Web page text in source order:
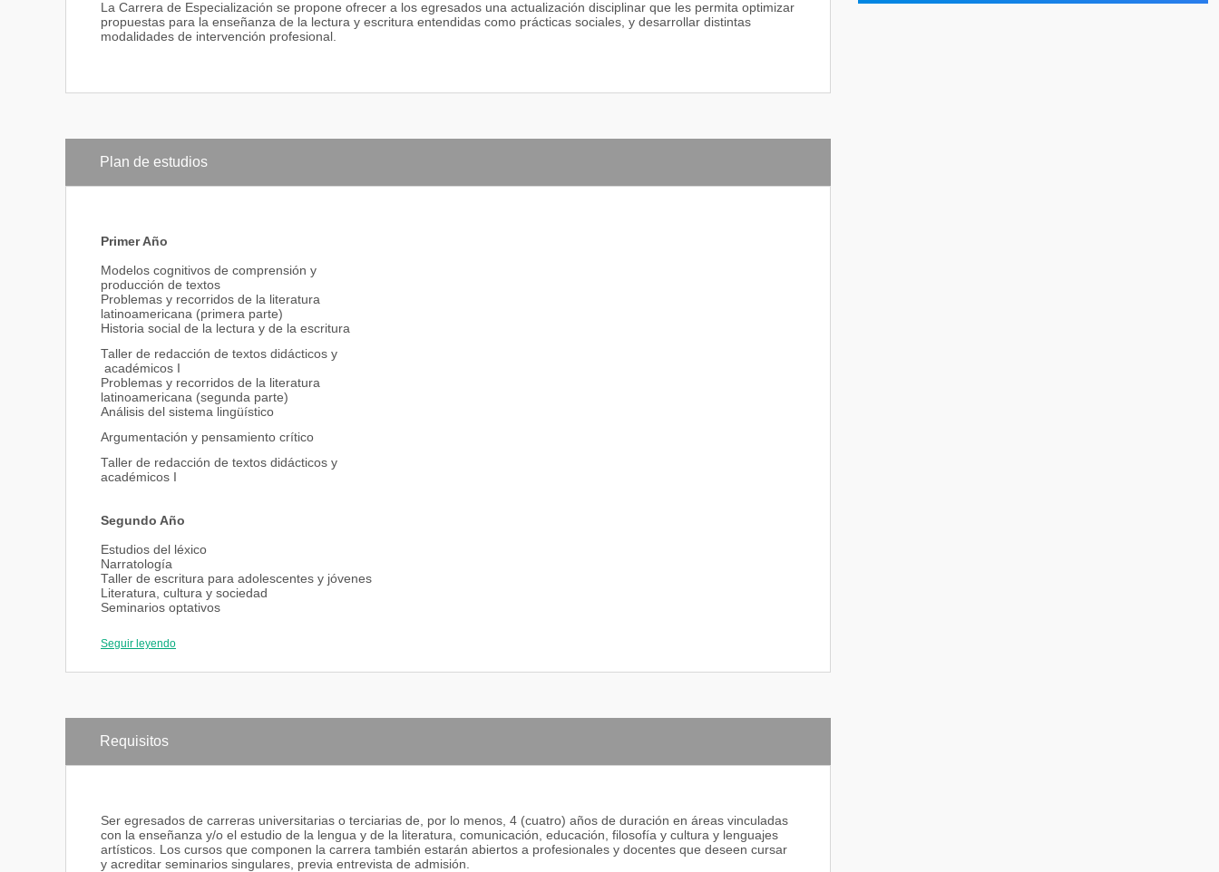
La Carrera de Especialización se propone ofrecer a los egresados una actualización disciplinar que les permita optimizar
propuestas para la enseñanza de la lectura y escritura entendidas como prácticas sociales, y desarrollar distintas
modalidades de intervención profesional.
Plan de estudios
Primer Año
Modelos cognitivos de comprensión y
producción de textos
Problemas y recorridos de la literatura
latinoamericana (primera parte)
Historia social de la lectura y de la escritura
Taller de redacción de textos didácticos y
académicos I
Problemas y recorridos de la literatura
latinoamericana (segunda parte)
Análisis del sistema lingüístico
Argumentación y pensamiento crítico
Taller de redacción de textos didácticos y
académicos I
Segundo Año
Estudios del léxico
Narratología
Taller de escritura para adolescentes y jóvenes
Literatura, cultura y sociedad
Seminarios optativos
b)Discurso de divulgación científica y lenguajes de especialidad
c)Literatura, política y ciencia
Taller de redacción de textos didácticos y
Seguir leyendo
Requisitos
Ser egresados de carreras universitarias o terciarias de, por lo menos, 4 (cuatro) años de duración en áreas vinculadas
con la enseñanza y/o el estudio de la lengua y de la literatura, comunicación, educación, filosofía y cultura y lenguajes
artísticos. Los cursos que componen la carrera también estarán abiertos a profesionales y docentes que deseen cursar
y acreditar seminarios singulares, previa entrevista de admisión.